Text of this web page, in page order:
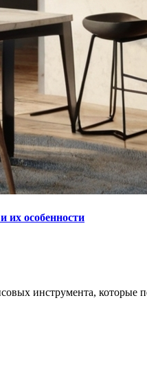
их особенности
инструмента, которые